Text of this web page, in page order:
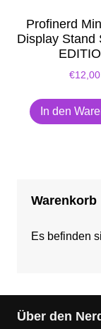
Profinerd
Display Stand
€12,00
In den
Warenkorb
Es befinden
Über den